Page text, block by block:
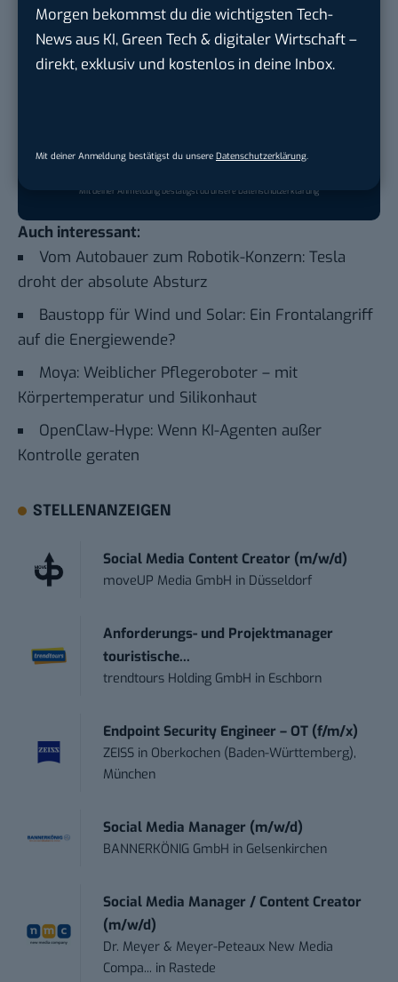
Morgen bekommst du die wichtigsten Tech-
News aus KI, Green Tech & digitaler Wirtschaft –
direkt, exklusiv und kostenlos in deine Inbox.
Mit deiner Anmeldung bestätigst du unsere Datenschutzerklärung.
Unser exklusives Format»Break the News«, in dem wir
aktuelle Nachrichten in ihre Einzelteile zerlegen,
Mit deiner Anmeldung bestätigst du unsere Datenschutzerklärung
Auch interessant:
Vom Autobauer zum Robotik-Konzern: Tesla
droht der absolute Absturz
Baustopp für Wind und Solar: Ein Frontalangriff
auf die Energiewende?
Moya: Weiblicher Pflegeroboter – mit
Körpertemperatur und Silikonhaut
OpenClaw-Hype: Wenn KI-Agenten außer
Kontrolle geraten
STELLENANZEIGEN
Social Media Content Creator (m/w/d)
moveUP Media GmbH in Düsseldorf
Anforderungs- und Projektmanager
touristische...
trendtours Holding GmbH in Eschborn
Endpoint Security Engineer – OT (f/m/x)
ZEISS in Oberkochen (Baden-Württemberg),
München
Social Media Manager (m/w/d)
BANNERKÖNIG GmbH in Gelsenkirchen
Social Media Manager / Content Creator
(m/w/d)
Dr. Meyer & Meyer-Peteaux New Media
Compa... in Rastede